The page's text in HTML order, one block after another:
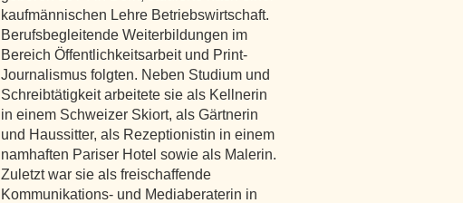
kaufmännischen Lehre Betriebswirtschaft.
Berufsbegleitende Weiterbildungen im
Bereich Öffentlichkeitsarbeit und Print-
Journalismus folgten. Neben Studium und
Schreibtätigkeit arbeitete sie als Kellnerin
in einem Schweizer Skiort, als Gärtnerin
und Haussitter, als Rezeptionistin in einem
namhaften Pariser Hotel sowie als Malerin.
Zuletzt war sie als freischaffende
Kommunikations- und Mediaberaterin in